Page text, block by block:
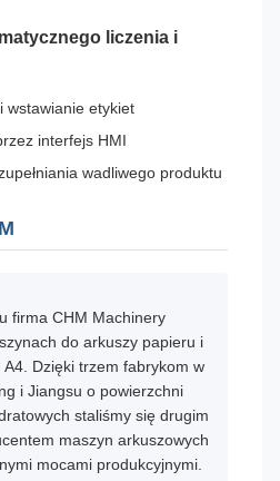
liczenia i
wstawianie etykiet
interfejs HMI
wadliwego produktu
firma CHM Machinery
do arkuszy papieru i
Dzięki trzem fabrykom w
i Jiangsu o powierzchni
staliśmy się drugim
maszyn arkuszowych
mocami produkcyjnymi.